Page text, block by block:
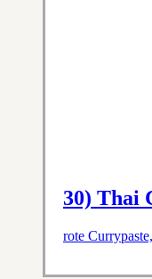
30) Thai
rote